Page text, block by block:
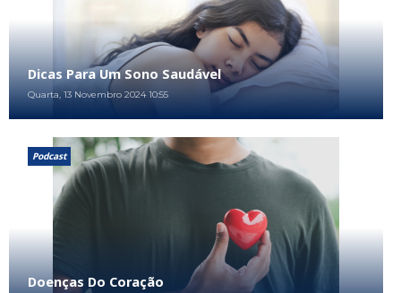
Dicas Para Um Sono Saudável
Quarta, 13 Novembro 2024 10:55
Podcast
Doenças Do Coração